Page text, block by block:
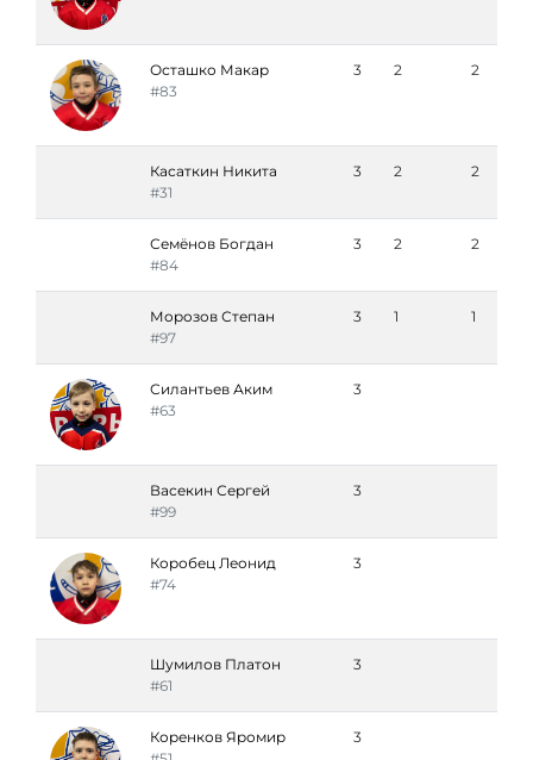
Осташко Макар
#83
3 2 2
Касаткин Никита
#31
3 2 2
Семёнов Богдан
#84
3 2 2
Морозов Степан
#97
3 1 1
Силантьев Аким
#63
3
Васекин Сергей
#99
3
Коробец Леонид
#74
3
Шумилов Платон
#61
3
Коренков Яромир
3